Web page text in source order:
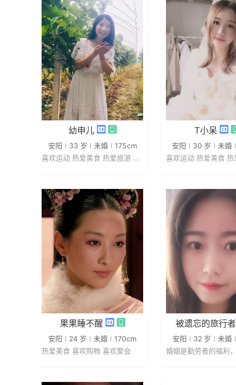
发私信
幼申儿
安阳 33 岁 未婚
175cm
喜欢运动 热爱美食 热爱旅游 喜欢...
发私信
T小呆
安阳 30 岁 未婚
发私信
果果睡不醒
安阳 24 岁 未婚
170cm
热爱美食 喜欢购物 喜欢聚会
发私信
被遗忘的旅行者
安阳 32 岁 未婚